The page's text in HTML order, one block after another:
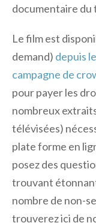
documentaire du
Le film est
demand) depuis
campagne de
pour payer les
nombreux
télévisées)
plate forme en
posez des
trouvant
nombre de non-
trouverez ici de